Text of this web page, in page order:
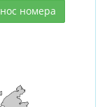
номера